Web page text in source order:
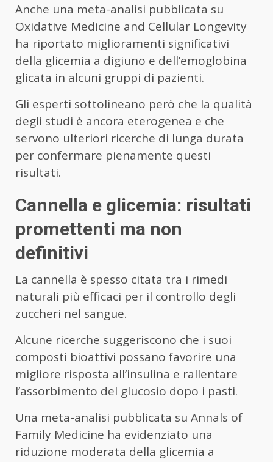
Anche una meta-analisi pubblicata su
Oxidative Medicine and Cellular Longevity
ha riportato miglioramenti significativi
della glicemia a digiuno e dell’emoglobina
glicata in alcuni gruppi di pazienti.
Gli esperti sottolineano però che la qualità
degli studi è ancora eterogenea e che
servono ulteriori ricerche di lunga durata
per confermare pienamente questi
risultati.
Cannella e glicemia: risultati
promettenti ma non
definitivi
La cannella è spesso citata tra i rimedi
naturali più efficaci per il controllo degli
zuccheri nel sangue.
Alcune ricerche suggeriscono che i suoi
composti bioattivi possano favorire una
migliore risposta all’insulina e rallentare
l’assorbimento del glucosio dopo i pasti.
Una meta-analisi pubblicata su Annals of
Family Medicine ha evidenziato una
riduzione moderata della glicemia a